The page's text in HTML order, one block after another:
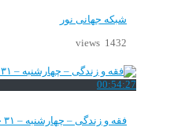
شبکه جهانی نور
1432 views
00:54:27
فقه و زندگی – چهارشنبه – ۳۱ خرداد ۱۴۰۲